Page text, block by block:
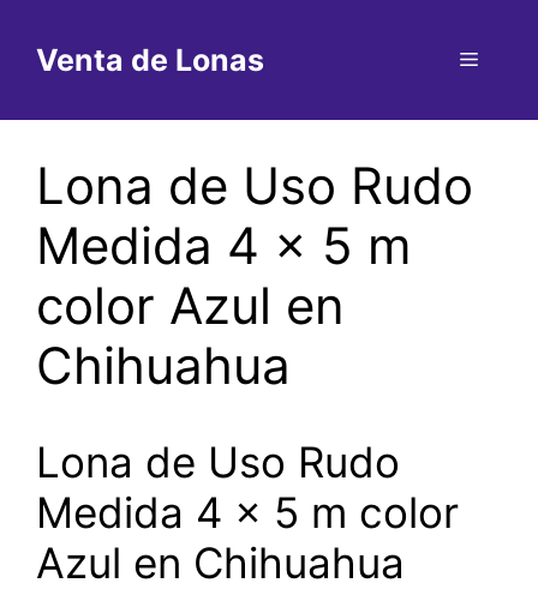
contenido
Venta de Lonas Menú
Lona de Uso Rudo
Medida 4 x 5 m
color Azul en
Chihuahua
Lona de Uso Rudo
Medida 4 x 5 m color
Azul en Chihuahua